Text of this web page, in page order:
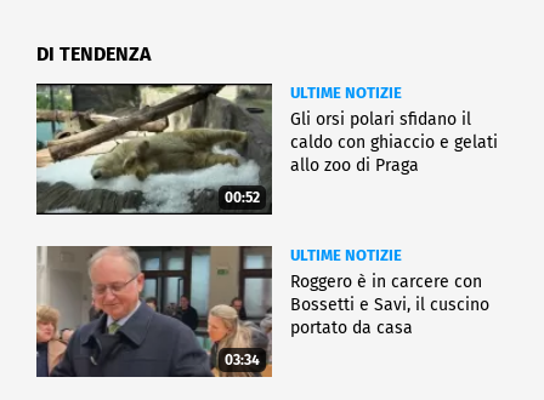
DI TENDENZA
00:52
ULTIME NOTIZIE
Gli orsi polari sfidano il
caldo con ghiaccio e gelati
allo zoo di Praga
03:34
ULTIME NOTIZIE
Roggero è in carcere con
Bossetti e Savi, il cuscino
portato da casa